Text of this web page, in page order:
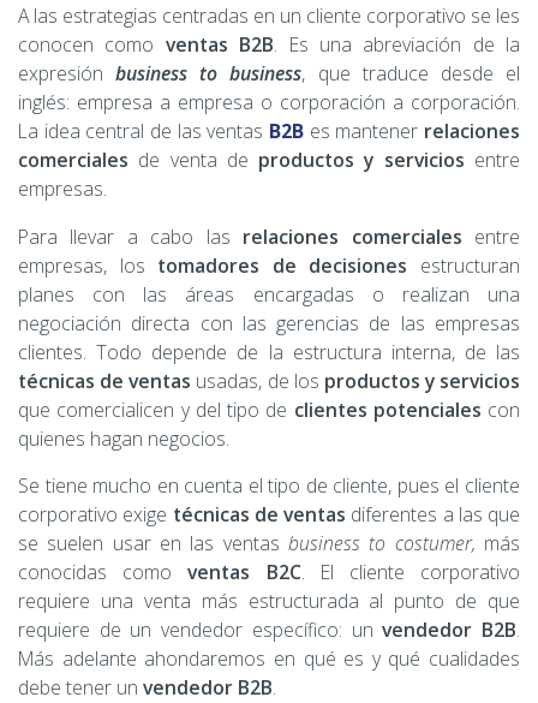
A las estrategias centradas en un cliente corporativo se les
conocen como ventas B2B. Es una abreviación de la
expresiónbusiness to business, que traduce desde el
inglés: empresa a empresa o corporación a corporación.
La idea central de las ventas B2B es mantener relaciones
comerciales de venta de productos y servicios entre
empresas.
Para llevar a cabo las relaciones comerciales entre
empresas, los tomadores de decisiones estructuran
planes con las áreas encargadas o realizan una
negociación directa con las gerencias de las empresas
clientes. Todo depende de la estructura interna, de las
técnicas de ventas usadas, de los productos y servicios
que comercialicen y del tipo de clientes potenciales con
quienes hagan negocios.
Se tiene mucho en cuenta el tipo de cliente, pues el cliente
corporativo exige técnicas de ventas diferentes a las que
se suelen usar en las ventas business to costumer, más
conocidas comoventas B2C. El cliente corporativo
requiere una venta más estructurada al punto de que
requiere de un vendedor específico: unvendedor B2B.
Más adelante ahondaremos en qué es y qué cualidades
debe tener un vendedor B2B.